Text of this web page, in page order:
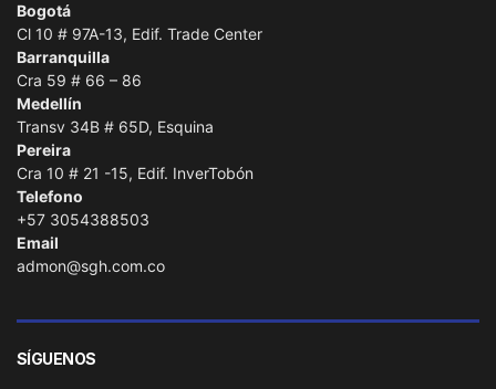
Bogotá
Cl 10 # 97A-13, Edif. Trade Center
Barranquilla
Cra 59 # 66 – 86
Medellín
Transv 34B # 65D, Esquina
Pereira
Cra 10 # 21 -15, Edif. InverTobón
Telefono
+57 3054388503
Email
admon@sgh.com.co
SÍGUENOS